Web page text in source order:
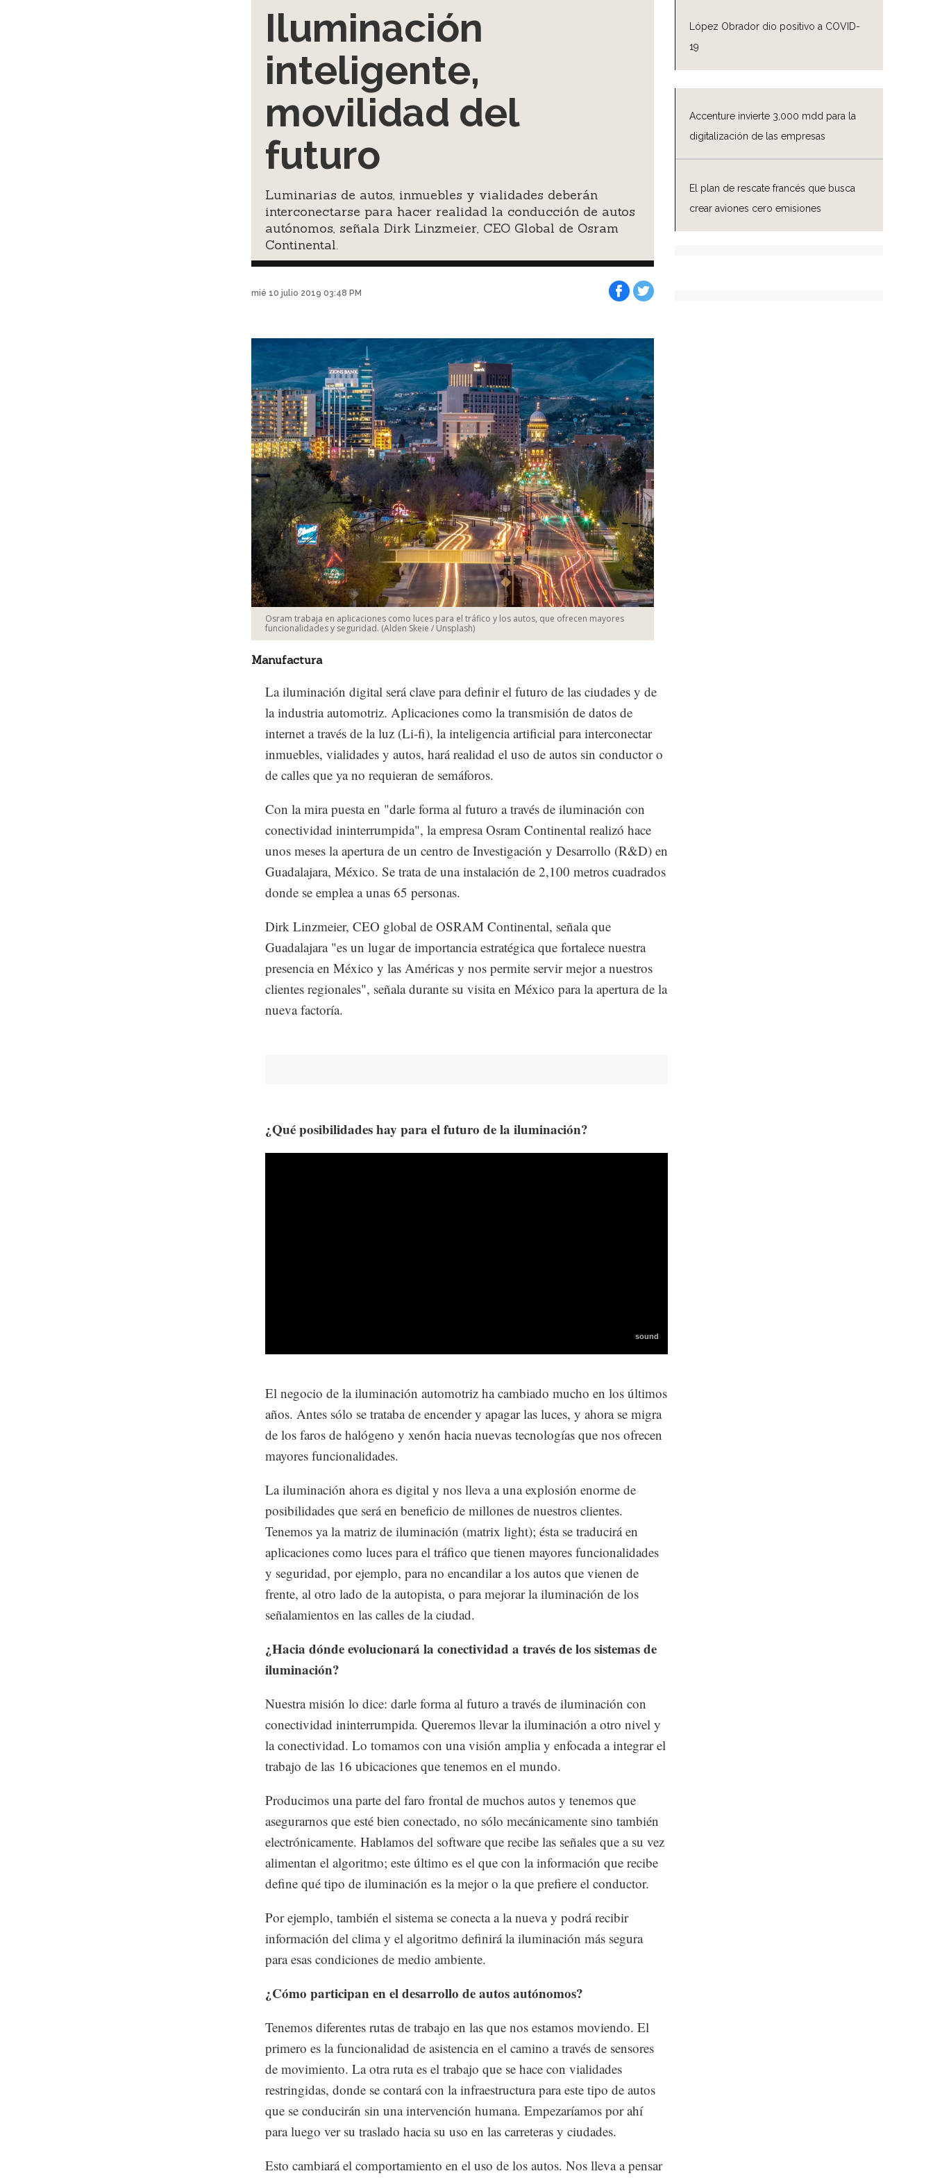
López Obrador dio positivo a COVID-
19
Accenture invierte 3,000 mdd para la
digitalización de las empresas
El plan de rescate francés que busca
crear aviones cero emisiones
Iluminación
inteligente,
movilidad del
futuro
Luminarias de autos, inmuebles y vialidades deberán
interconectarse para hacer realidad la conducción de autos
autónomos, señala Dirk Linzmeier, CEO Global de Osram
Continental.
mié 10 julio 2019 03:48 PM
Osram trabaja en aplicaciones como luces para el tráfico y los autos, que ofrecen mayores
funcionalidades y seguridad. (Alden Skeie / Unsplash)
Manufactura
La iluminación digital será clave para definir el futuro de las ciudades y de
la industria automotriz. Aplicaciones como la transmisión de datos de
internet a través de la luz (Li-fi), la inteligencia artificial para interconectar
inmuebles, vialidades y autos, hará realidad el uso de autos sin conductor o
de calles que ya no requieran de semáforos.
Con la mira puesta en "darle forma al futuro a través de iluminación con
conectividad ininterrumpida", la empresa Osram Continental realizó hace
unos meses la apertura de un centro de Investigación y Desarrollo (R&D) en
Guadalajara, México. Se trata de una instalación de 2,100 metros cuadrados
donde se emplea a unas 65 personas.
Dirk Linzmeier, CEO global de OSRAM Continental, señala que
Guadalajara "es un lugar de importancia estratégica que fortalece nuestra
presencia en México y las Américas y nos permite servir mejor a nuestros
clientes regionales", señala durante su visita en México para la apertura de la
nueva factoría.
¿Qué posibilidades hay para el futuro de la iluminación?
El negocio de la iluminación automotriz ha cambiado mucho en los últimos
años. Antes sólo se trataba de encender y apagar las luces, y ahora se migra
de los faros de halógeno y xenón hacia nuevas tecnologías que nos ofrecen
mayores funcionalidades.
La iluminación ahora es digital y nos lleva a una explosión enorme de
posibilidades que será en beneficio de millones de nuestros clientes.
Tenemos ya la matriz de iluminación (matrix light); ésta se traducirá en
aplicaciones como luces para el tráfico que tienen mayores funcionalidades
y seguridad, por ejemplo, para no encandilar a los autos que vienen de
frente, al otro lado de la autopista, o para mejorar la iluminación de los
señalamientos en las calles de la ciudad.
¿Hacia dónde evolucionará la conectividad a través de los sistemas de
iluminación?
Nuestra misión lo dice: darle forma al futuro a través de iluminación con
conectividad ininterrumpida. Queremos llevar la iluminación a otro nivel y
la conectividad. Lo tomamos con una visión amplia y enfocada a integrar el
trabajo de las 16 ubicaciones que tenemos en el mundo.
Producimos una parte del faro frontal de muchos autos y tenemos que
asegurarnos que esté bien conectado, no sólo mecánicamente sino también
electrónicamente. Hablamos del software que recibe las señales que a su vez
alimentan el algoritmo; este último es el que con la información que recibe
define qué tipo de iluminación es la mejor o la que prefiere el conductor.
Por ejemplo, también el sistema se conecta a la nueva y podrá recibir
información del clima y el algoritmo definirá la iluminación más segura
para esas condiciones de medio ambiente.
¿Cómo participan en el desarrollo de autos autónomos?
Tenemos diferentes rutas de trabajo en las que nos estamos moviendo. El
primero es la funcionalidad de asistencia en el camino a través de sensores
de movimiento. La otra ruta es el trabajo que se hace con vialidades
restringidas, donde se contará con la infraestructura para este tipo de autos
que se conducirán sin una intervención humana. Empezaríamos por ahí
para luego ver su traslado hacia su uso en las carreteras y ciudades.
Esto cambiará el comportamiento en el uso de los autos. Nos lleva a pensar